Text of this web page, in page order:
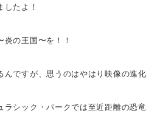
たよ！
の王国〜を！！
んですが、思うのはやはり映像の進
シック・パークでは至近距離の恐